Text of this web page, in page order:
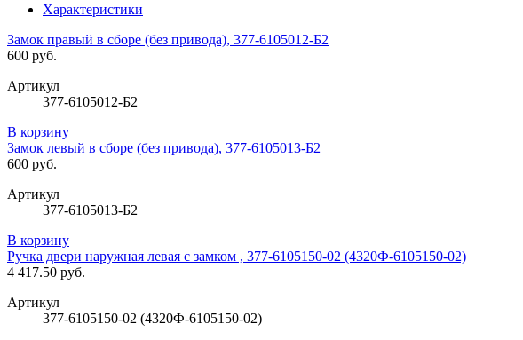
Характеристики
Замок правый в сборе (без привода), 377-6105012-Б2
600 руб.
Артикул
377-6105012-Б2
В корзину
Замок левый в сборе (без привода), 377-6105013-Б2
600 руб.
Артикул
377-6105013-Б2
В корзину
Ручка двери наружная левая с замком , 377-6105150-02 (4320Ф-6105150-02)
4 417.50 руб.
Артикул
377-6105150-02 (4320Ф-6105150-02)